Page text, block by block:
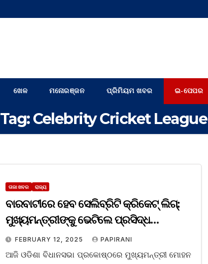
ଖେଳ ମନୋରଞ୍ଜନ ପ୍ରିମିୟମ ଖବର ଇ-ପେପର
Tag:Celebrity Cricket League
ତାଜା ଖବର ରାଜ୍ୟ
ବାରବାଟୀରେ ହେବ ସେଲିବ୍ରିଟି କ୍ରିକେଟ୍ ଲିଗ୍:
ମୁଖ୍ୟମନ୍ତ୍ରୀଙ୍କୁ ଭେଟିଲେ ପ୍ରସିଦ୍ଧ
ଚଳଚ୍ଚିତ୍ର ନିର୍ମାତା ବୋନି କାପୁର ଏବଂ ଅଭିନେତା
ଅର୍ଜୁନ କାପୁର
FEBRUARY 12, 2025 PAPIRANI
ଆଜି ଓଡିଶା ବିଧାନସଭା ପ୍ରକୋଷ୍ଠରେ ମୁଖ୍ୟମନ୍ତ୍ରୀ ମୋହନ